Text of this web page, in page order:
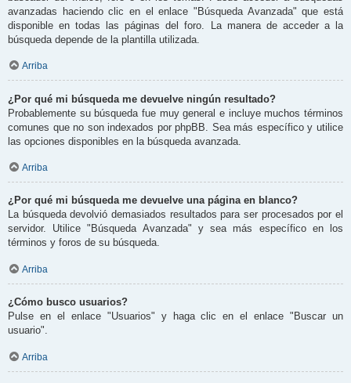
avanzadas haciendo clic en el enlace "Búsqueda Avanzada" que está
disponible en todas las páginas del foro. La manera de acceder a la
búsqueda depende de la plantilla utilizada.
Arriba
¿Por qué mi búsqueda me devuelve ningún resultado?
Probablemente su búsqueda fue muy general e incluye muchos términos
comunes que no son indexados por phpBB. Sea más específico y utilice
las opciones disponibles en la búsqueda avanzada.
Arriba
¿Por qué mi búsqueda me devuelve una página en blanco?
La búsqueda devolvió demasiados resultados para ser procesados por el
servidor. Utilice "Búsqueda Avanzada" y sea más específico en los
términos y foros de su búsqueda.
Arriba
¿Cómo busco usuarios?
Pulse en el enlace "Usuarios" y haga clic en el enlace "Buscar un
usuario".
Arriba